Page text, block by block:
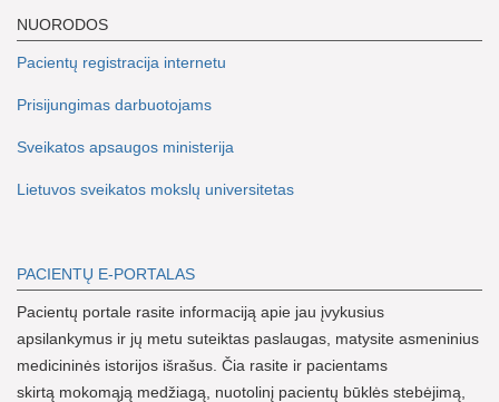
NUORODOS
Pacientų registracija internetu
Prisijungimas darbuotojams
Sveikatos apsaugos ministerija
Lietuvos sveikatos mokslų universitetas
PACIENTŲ E-PORTALAS
Pacientų portale rasite informaciją apie jau įvykusius
apsilankymus ir jų metu suteiktas paslaugas, matysite asmeninius
medicininės istorijos išrašus. Čia rasite ir pacientams
skirtą mokomąją medžiagą, nuotolinį pacientų būklės stebėjimą,